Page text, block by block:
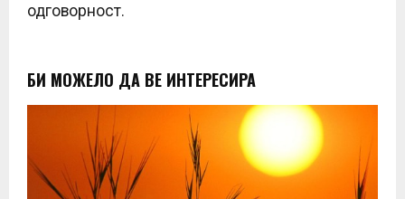
одговорност.
БИ МОЖЕЛО ДА ВЕ ИНТЕРЕСИРА